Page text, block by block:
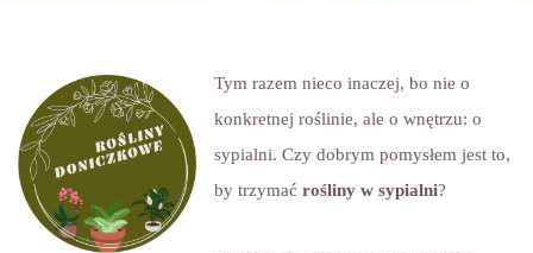
Tym razem nieco inaczej, bo nie o
konkretnej roślinie, ale o wnętrzu: o
sypialni. Czy dobrym pomysłem jest to,
by trzymać rośliny w sypialni?